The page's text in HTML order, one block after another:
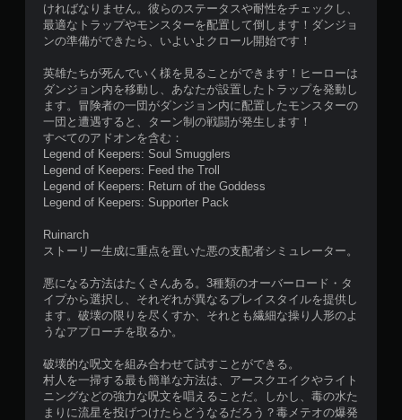
ければなりません。彼らのステータスや耐性をチェックし、
最適なトラップやモンスターを配置して倒します！ダンジョ
ンの準備ができたら、いよいよクロール開始です！
英雄たちが死んでいく様を見ることができます！ヒーローは
ダンジョン内を移動し、あなたが設置したトラップを発動し
ます。冒険者の一団がダンジョン内に配置したモンスターの
一団と遭遇すると、ターン制の戦闘が発生します！
すべてのアドオンを含む：
Legend of Keepers: Soul Smugglers
Legend of Keepers: Feed the Troll
Legend of Keepers: Return of the Goddess
Legend of Keepers: Supporter Pack
Ruinarch
ストーリー生成に重点を置いた悪の支配者シミュレーター。
悪になる方法はたくさんある。3種類のオーバーロード・タ
イプから選択し、それぞれが異なるプレイスタイルを提供し
ます。破壊の限りを尽くすか、それとも繊細な操り人形のよ
うなアプローチを取るか。
破壊的な呪文を組み合わせて試すことができる。
村人を一掃する最も簡単な方法は、アースクエイクやライト
ニングなどの強力な呪文を唱えることだ。しかし、毒の水た
まりに流星を投げつけたらどうなるだろう？毒メテオの爆発